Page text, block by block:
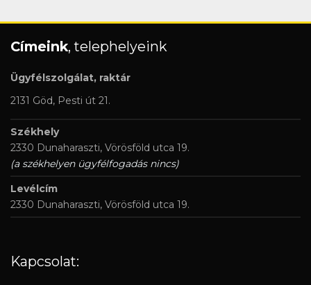
Címeink, telephelyeink
Ügyfélszolgálat, raktár
2131 Göd, Pesti út 21.
Székhely
2330 Dunaharaszti, Vörösföld utca 19.
(a székhelyen ügyfélfogadás nincs)
Levélcím
2330 Dunaharaszti, Vörösföld utca 19.
Kapcsolat: